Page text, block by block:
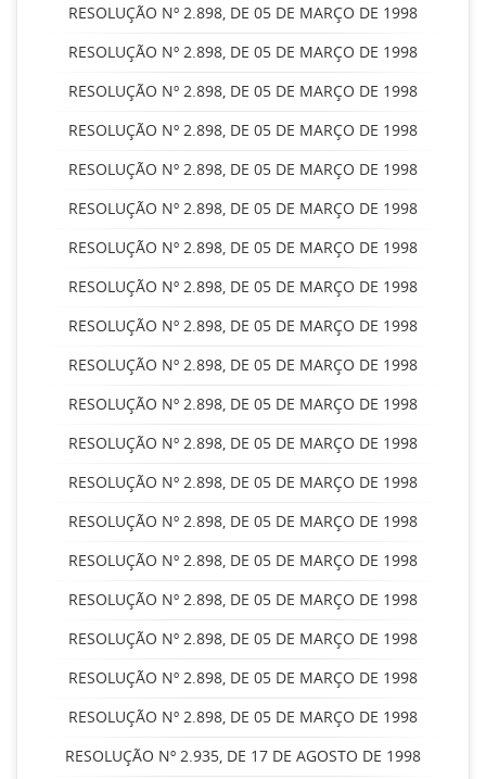
RESOLUÇÃO Nº 2.898, DE 05 DE MARÇO DE 1998
RESOLUÇÃO Nº 2.898, DE 05 DE MARÇO DE 1998
RESOLUÇÃO Nº 2.898, DE 05 DE MARÇO DE 1998
RESOLUÇÃO Nº 2.898, DE 05 DE MARÇO DE 1998
RESOLUÇÃO Nº 2.898, DE 05 DE MARÇO DE 1998
RESOLUÇÃO Nº 2.898, DE 05 DE MARÇO DE 1998
RESOLUÇÃO Nº 2.898, DE 05 DE MARÇO DE 1998
RESOLUÇÃO Nº 2.898, DE 05 DE MARÇO DE 1998
RESOLUÇÃO Nº 2.898, DE 05 DE MARÇO DE 1998
RESOLUÇÃO Nº 2.898, DE 05 DE MARÇO DE 1998
RESOLUÇÃO Nº 2.898, DE 05 DE MARÇO DE 1998
RESOLUÇÃO Nº 2.898, DE 05 DE MARÇO DE 1998
RESOLUÇÃO Nº 2.898, DE 05 DE MARÇO DE 1998
RESOLUÇÃO Nº 2.898, DE 05 DE MARÇO DE 1998
RESOLUÇÃO Nº 2.898, DE 05 DE MARÇO DE 1998
RESOLUÇÃO Nº 2.898, DE 05 DE MARÇO DE 1998
RESOLUÇÃO Nº 2.898, DE 05 DE MARÇO DE 1998
RESOLUÇÃO Nº 2.898, DE 05 DE MARÇO DE 1998
RESOLUÇÃO Nº 2.898, DE 05 DE MARÇO DE 1998
RESOLUÇÃO Nº 2.935, DE 17 DE AGOSTO DE 1998